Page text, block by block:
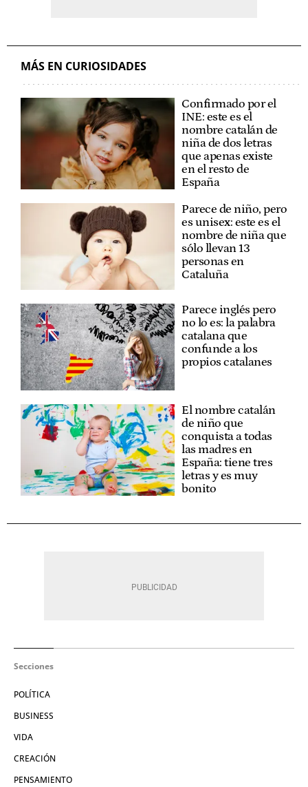
MÁS EN CURIOSIDADES
Confirmado por el
INE: este es el
nombre catalán de
niña de dos letras
que apenas existe
en el resto de
España
Parece de niño, pero
es unisex: este es el
nombre de niña que
sólo llevan 13
personas en
Cataluña
Parece inglés pero
no lo es: la palabra
catalana que
confunde a los
propios catalanes
El nombre catalán
de niño que
conquista a todas
las madres en
España: tiene tres
letras y es muy
bonito
Secciones
POLÍTICA
BUSINESS
VIDA
CREACIÓN
PENSAMIENTO